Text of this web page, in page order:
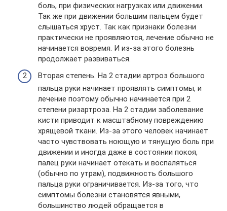
боль, при физических нагрузках или движении.
Так же при движении большим пальцем будет
слышаться хруст. Так как признаки болезни
практически не проявляются, лечение обычно не
начинается вовремя. И из-за этого болезнь
продолжает развиваться.
Вторая степень. На 2 стадии артроз большого
пальца руки начинает проявлять симптомы, и
лечение поэтому обычно начинается при 2
степени ризартроза. На 2 стадии заболевание
кисти приводит к масштабному повреждению
хрящевой ткани. Из-за этого человек начинает
часто чувствовать ноющую и тянущую боль при
движении и иногда даже в состоянии покоя,
палец руки начинает отекать и воспаляться
(обычно по утрам), подвижность большого
пальца руки ограничивается. Из-за того, что
симптомы болезни становятся явными,
большинство людей обращается в